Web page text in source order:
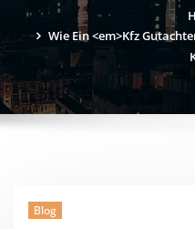
Wie Ein <em>Kfz
Blog